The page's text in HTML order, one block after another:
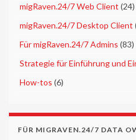
migRaven.24/7 Web Client (24)
migRaven.24/7 Desktop Client
Für migRaven.24/7 Admins (83)
Strategie für Einführung und
How-tos (6)
FÜR MIGRAVEN.24/7 DATA